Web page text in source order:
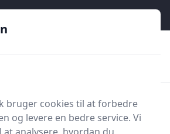
HandyGuiden
bruger cookies til at forbedre
og levere en bedre service. Vi